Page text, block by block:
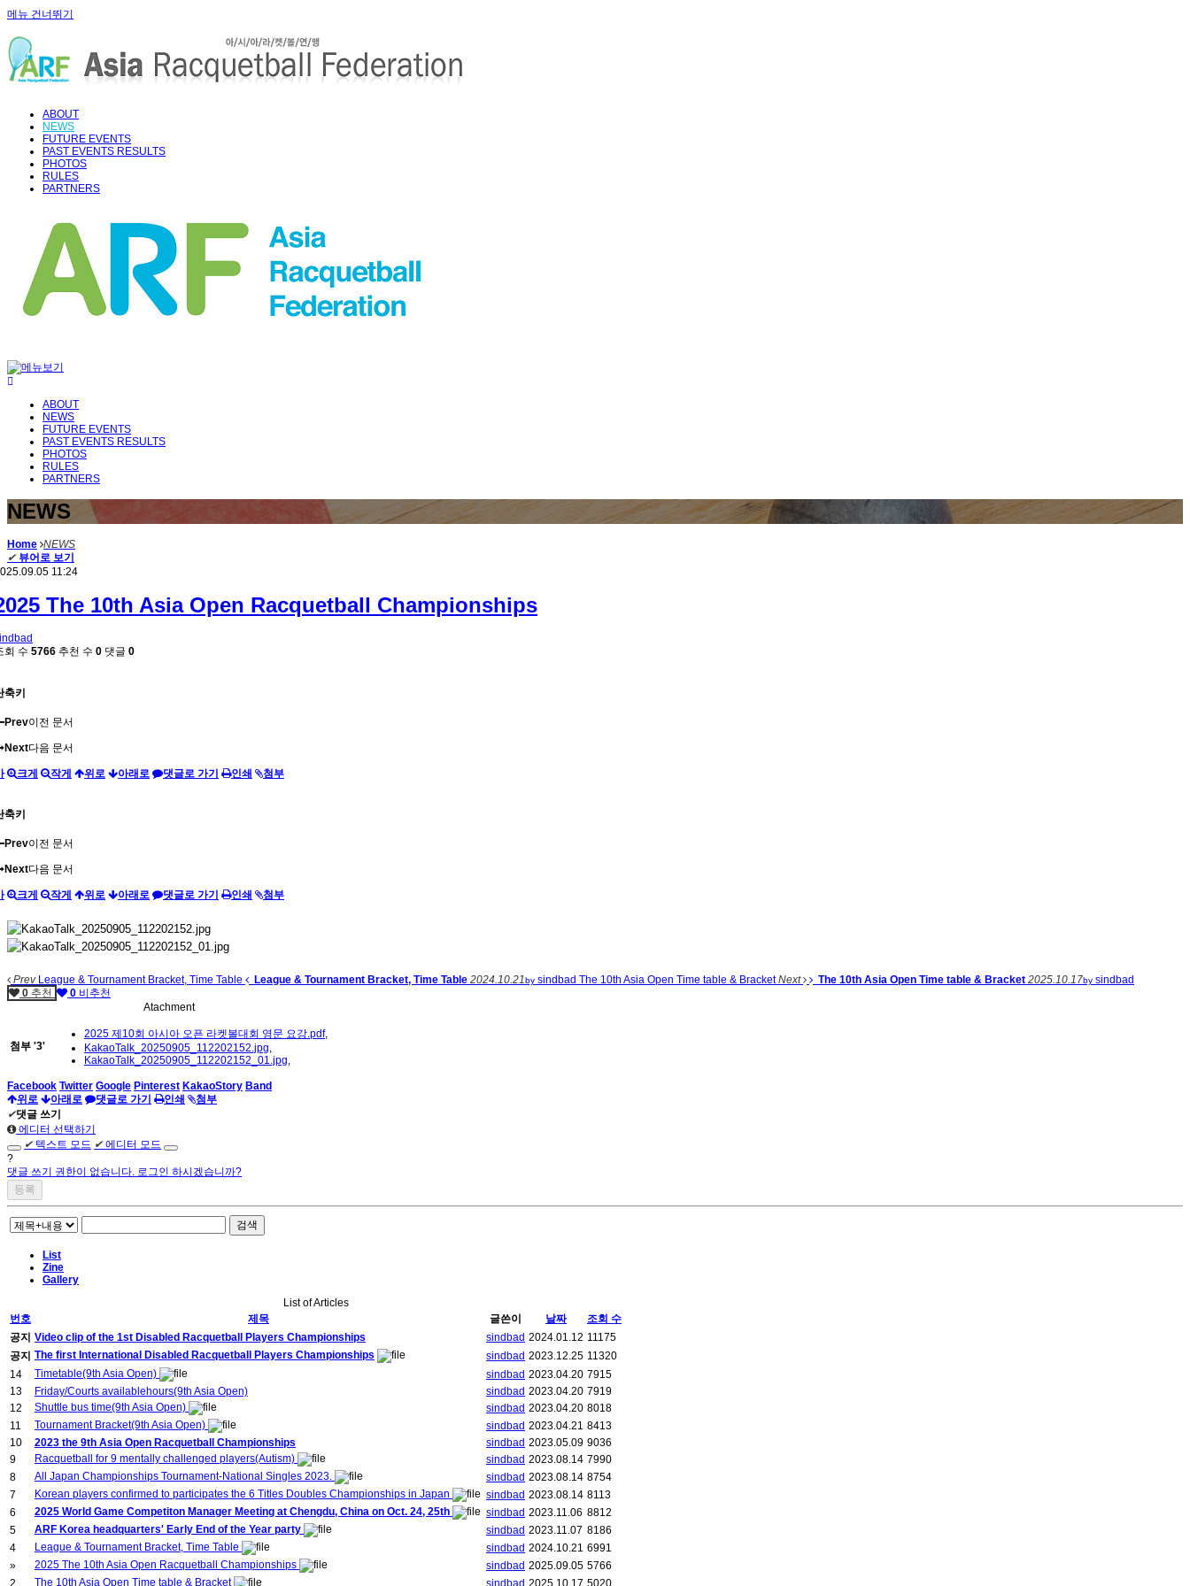
메뉴 건너뛰기
ABOUT
NEWS
FUTURE EVENTS
PAST EVENTS RESULTS
PHOTOS
RULES
PARTNERS
ABOUT
NEWS
FUTURE EVENTS
PAST EVENTS RESULTS
PHOTOS
RULES
PARTNERS
NEWS
Home NEWS
✔ 뷰어로 보기
11:24
The 10th Asia Open Racquetball Championships
회 수 5766 추천 수 0 댓글 0
축키
Prev이전 문서
Next다음 문서
크게 작게 위로 아래로 댓글로 가기 인쇄 첨부
축키
Prev이전 문서
Next다음 문서
크게 작게 위로 아래로 댓글로 가기 인쇄 첨부
PrevLeague & Tournament Bracket, Time Table League & Tournament Bracket, Time Table 2024.10.21by sindbad The 10th Asia Open Time table & BracketNext The 10th Asia Open Time table & Bracket 2025.10.17by sindbad
0 추천 0 비추천
Atachment
첨부 '3'
2025 제10회 아시아 오픈 라켓볼대회 영문 요강.pdf,
KakaoTalk_20250905_112202152.jpg,
KakaoTalk_20250905_112202152_01.jpg,
Facebook Twitter Google Pinterest KakaoStory Band
위로
아래로 댓글로 가기 인쇄
첨부
✔댓글 쓰기
에디터 선택하기
✔ 텍스트 모드 ✔에디터 모드
?
댓글 쓰기 권한이 없습니다. 로그인 하시겠습니까?
검색
List
Zine
Gallery
List of Articles
번호
제목 글쓴이 날짜
조회 수
공지 Video clip of the 1st Disabled Racquetball Players Championships sindbad 2024.01.12 11175
공지 The first International Disabled Racquetball Players Championships sindbad 2023.12.25 11320
14
Timetable(9th Asia Open) sindbad 2023.04.20 7915
13
Friday/Courts availablehours(9th Asia Open) sindbad 2023.04.20 7919
12
Shuttle bus time(9th Asia Open) sindbad 2023.04.20 8018
11
Tournament Bracket(9th Asia Open) sindbad 2023.04.21 8413
10
2023 the 9th Asia Open Racquetball Championships sindbad 2023.05.09 9036
9
Racquetball for 9 mentally challenged players(Autism) sindbad 2023.08.14 7990
8
All Japan Championships Tournament-National Singles 2023. sindbad 2023.08.14 8754
7
Korean players confirmed to participates the 6 Titles Doubles Championships in Japan sindbad 2023.08.14 8113
6
2025 World Game Competiton Manager Meeting at Chengdu, China on Oct. 24, 25th sindbad 2023.11.06 8812
5
ARF Korea headquarters' Early End of the Year party sindbad 2023.11.07 8186
4
League & Tournament Bracket, Time Table sindbad 2024.10.21 6991
»
2025 The 10th Asia Open Racquetball Championships sindbad 2025.09.05 5766
The 10th Asia Open Time table & Bracket